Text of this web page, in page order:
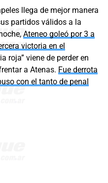
llega de mejor manera
partidos válidos a la
Ateneo goleó por 3 a
victoria en el
roja” viene de perder en
a Atenas. Fue derrota
con el tanto de penal